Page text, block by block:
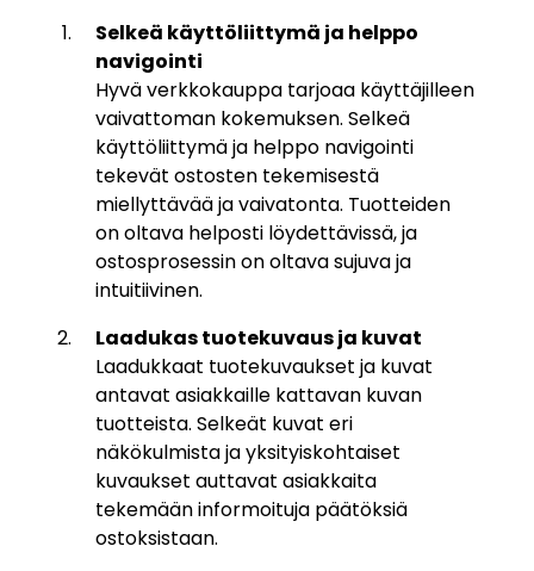
Selkeä käyttöliittymä ja helppo
navigointi
Hyvä verkkokauppa tarjoaa käyttäjilleen
vaivattoman kokemuksen. Selkeä
käyttöliittymä ja helppo navigointi
tekevät ostosten tekemisestä
miellyttävää ja vaivatonta. Tuotteiden
on oltava helposti löydettävissä, ja
ostosprosessin on oltava sujuva ja
intuitiivinen.
Laadukas tuotekuvaus ja kuvat
Laadukkaat tuotekuvaukset ja kuvat
antavat asiakkaille kattavan kuvan
tuotteista. Selkeät kuvat eri
näkökulmista ja yksityiskohtaiset
kuvaukset auttavat asiakkaita
tekemään informoituja päätöksiä
ostoksistaan.